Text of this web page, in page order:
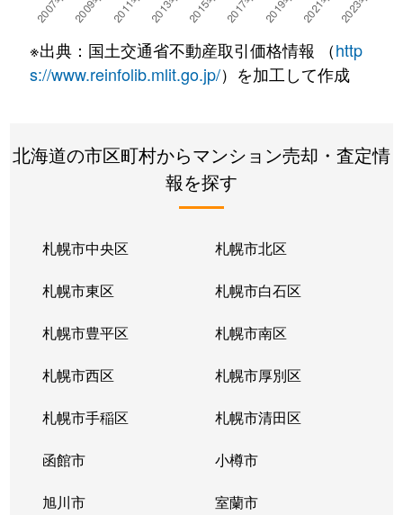
湯川町 780万円 湯の川温泉
徒歩4
湯浜町
450万円 函館アリーナ前
徒歩15
若松町
630万円 函館駅前 徒歩6
※出典：国土交通省不動産取引価格情報 （http
s://www.reinfolib.mlit.go.jp/）を加工して作成
北海道の市区町村からマンション売却・査定情
報を探す
札幌市中央区 札幌市北区
札幌市東区 札幌市白石区
札幌市豊平区 札幌市南区
札幌市西区 札幌市厚別区
札幌市手稲区 札幌市清田区
函館市 小樽市
旭川市 室蘭市